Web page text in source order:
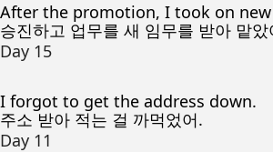
After the promotion, I took on
승진하고 업무를 새 임무를 받아 맡았
Day 15
I forgot to get the address down.
주소 받아 적는 걸 까먹었어.
Day 11